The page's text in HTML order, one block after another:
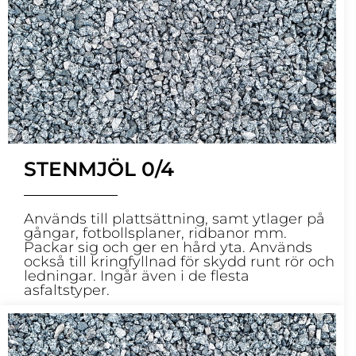
STENMJÖL 0/4
Används till plattsättning, samt ytlager på
gångar, fotbollsplaner, ridbanor mm.
Packar sig och ger en hård yta. Används
också till kringfyllnad för skydd runt rör och
ledningar. Ingår även i de flesta
asfaltstyper.